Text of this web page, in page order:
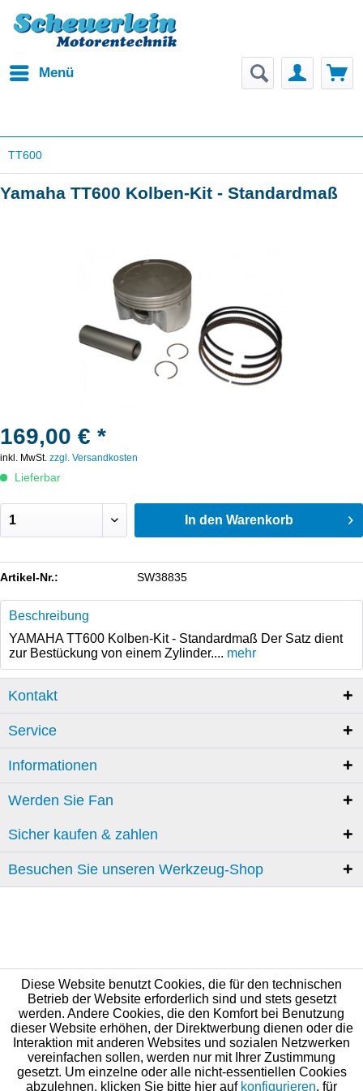
Menü
TT600
Yamaha TT600 Kolben-Kit - Standardmaß
169,00 € *
inkl. MwSt. zzgl. Versandkosten
Lieferbar
In den Warenkorb
Artikel-Nr.: SW38835
Beschreibung
YAMAHA TT600 Kolben-Kit - Standardmaß Der Satz dient
zur Bestückung von einem Zylinder.... mehr
Kontakt
Service
Informationen
Werden Sie Fan
Sicher kaufen & zahlen
Besuchen Sie unseren Werkzeug-Shop
Diese Website benutzt Cookies, die für den technischen
Betrieb der Website erforderlich sind und stets gesetzt
werden. Andere Cookies, die den Komfort bei Benutzung
dieser Website erhöhen, der Direktwerbung dienen oder die
Interaktion mit anderen Websites und sozialen Netzwerken
vereinfachen sollen, werden nur mit Ihrer Zustimmung
gesetzt. Um einzelne oder alle nicht-essentiellen Cookies
abzulehnen, klicken Sie bitte hier auf konfigurieren, für